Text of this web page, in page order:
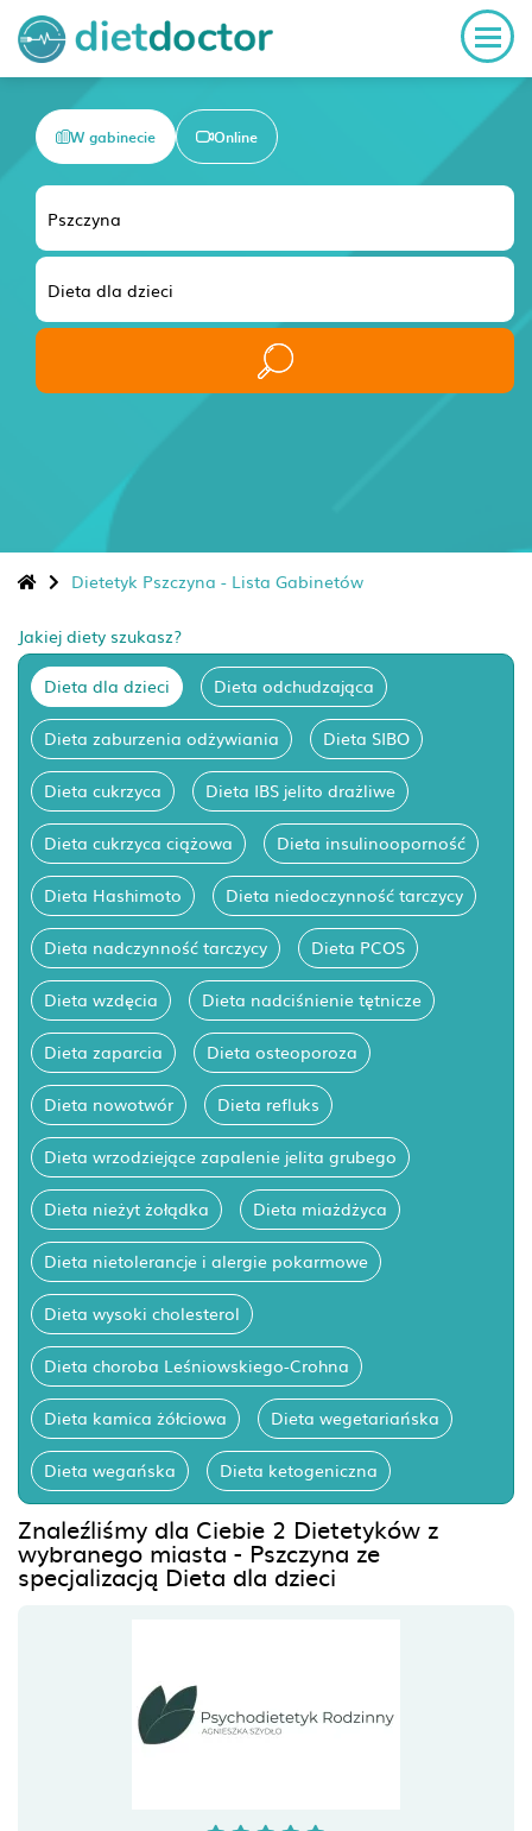
W gabinecie Online
Dietetyk Pszczyna - Lista Gabinetów
Jakiej diety szukasz?
Dieta dla dzieci Dieta odchudzająca
Dieta zaburzenia odżywiania Dieta SIBO
Dieta cukrzyca Dieta IBS jelito drażliwe
Dieta cukrzyca ciążowa Dieta insulinooporność
Dieta Hashimoto Dieta niedoczynność tarczycy
Dieta nadczynność tarczycy Dieta PCOS
Dieta wzdęcia Dieta nadciśnienie tętnicze
Dieta zaparcia Dieta osteoporoza
Dieta nowotwór Dieta refluks
Dieta wrzodziejące zapalenie jelita grubego
Dieta nieżyt żołądka Dieta miażdżyca
Dieta nietolerancje i alergie pokarmowe
Dieta wysoki cholesterol
Dieta choroba Leśniowskiego-Crohna
Dieta kamica żółciowa Dieta wegetariańska
Dieta wegańska Dieta ketogeniczna
Znaleźliśmy dla Ciebie 2 Dietetyków z
wybranego miasta - Pszczyna ze
specjalizacją Dieta dla dzieci